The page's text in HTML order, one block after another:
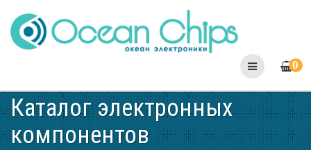
to
content
0
Каталог электронных
компонентов